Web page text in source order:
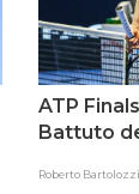
ATP
Battuto
Roberto